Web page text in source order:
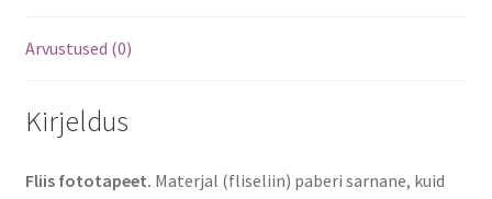
Arvustused (0)
Kirjeldus
Fliis fototapeet. Materjal (fliseliin) paberi sarnane, kuid